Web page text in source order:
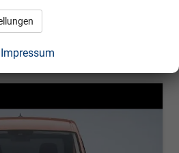
kombiniert):
Batterie:
Impressum